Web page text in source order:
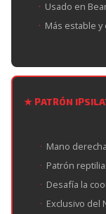
Usado en
Más estable
★ PATRÓN
Mano
Patrón
Desafía la
Exclusivo del